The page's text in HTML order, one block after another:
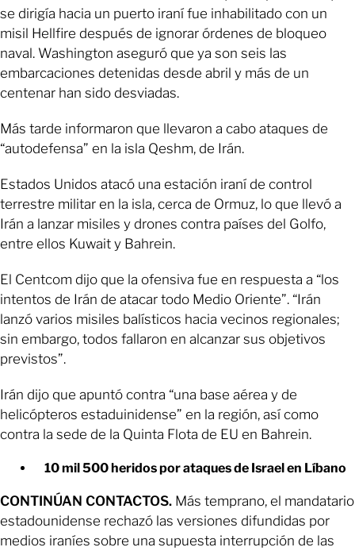
se dirigía hacia un puerto iraní fue inhabilitado con un
misil Hellfire después de ignorar órdenes de bloqueo
naval. Washington aseguró que ya son seis las
embarcaciones detenidas desde abril y más de un
centenar han sido desviadas.
Más tarde informaron que llevaron a cabo ataques de
“autodefensa” en la isla Qeshm, de Irán.
Estados Unidos atacó una estación iraní de control
terrestre militar en la isla, cerca de Ormuz, lo que llevó a
Irán a lanzar misiles y drones contra países del Golfo,
entre ellos Kuwait y Bahrein.
El Centcom dijo que la ofensiva fue en respuesta a “los
intentos de Irán de atacar todo Medio Oriente”. “Irán
lanzó varios misiles balísticos hacia vecinos regionales;
sin embargo, todos fallaron en alcanzar sus objetivos
previstos”.
Irán dijo que apuntó contra “una base aérea y de
helicópteros estaduinidense” en la región, así como
contra la sede de la Quinta Flota de EU en Bahrein.
10 mil 500 heridos por ataques de Israel en Líbano
CONTINÚAN CONTACTOS. Más temprano, el mandatario
estadounidense rechazó las versiones difundidas por
medios iraníes sobre una supuesta interrupción de las